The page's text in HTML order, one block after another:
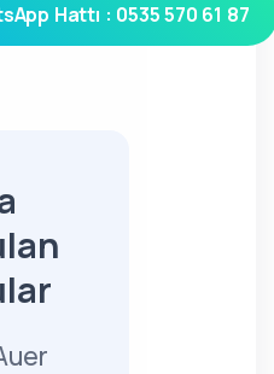
Hattı : 0535 570 61 87